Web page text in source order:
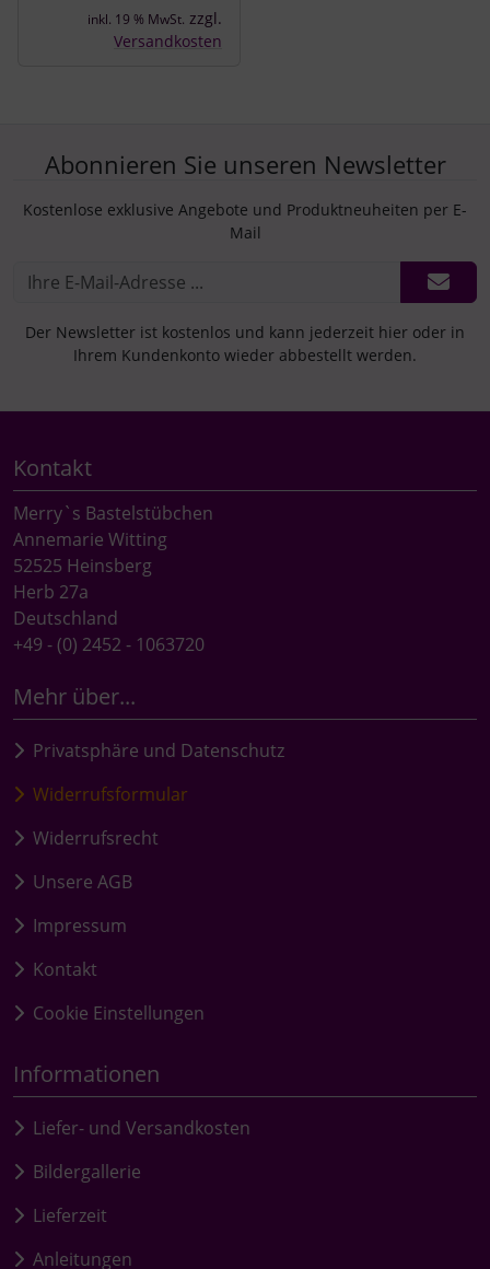
inkl. 19 % MwSt. zzgl.
Versandkosten
Abonnieren Sie unseren Newsletter
Kostenlose exklusive Angebote und Produktneuheiten per E-
Mail
Der Newsletter ist kostenlos und kann jederzeit hier oder in
Ihrem Kundenkonto wieder abbestellt werden.
Kontakt
Merry`s Bastelstübchen
Annemarie Witting
52525 Heinsberg
Herb 27a
Deutschland
+49 - (0) 2452 - 1063720
Mehr über...
Privatsphäre und Datenschutz
Widerrufsformular
Widerrufsrecht
Unsere AGB
Impressum
Kontakt
Cookie Einstellungen
Informationen
Liefer- und Versandkosten
Bildergallerie
Lieferzeit
Anleitungen